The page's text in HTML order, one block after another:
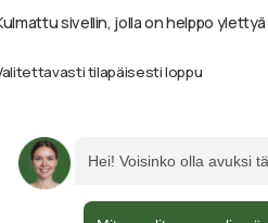
sivellin, jolla on helppo ylettyä
tilapäisesti loppu